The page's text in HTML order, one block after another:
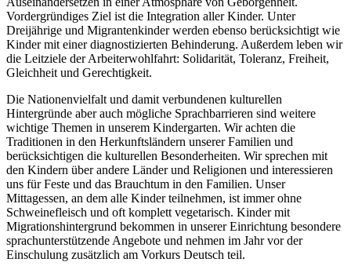
Vordergründiges Ziel ist die Integration aller Kinder. Unter
Dreijährige und Migrantenkinder werden ebenso berücksichtigt wie
Kinder mit einer diagnostizierten Behinderung. Außerdem leben wir
die Leitziele der Arbeiterwohlfahrt: Solidarität, Toleranz, Freiheit,
Gleichheit und Gerechtigkeit.
Die Nationenvielfalt und damit verbundenen kulturellen
Hintergründe aber auch mögliche Sprachbarrieren sind weitere
wichtige Themen in unserem Kindergarten. Wir achten die
Traditionen in den Herkunftsländern unserer Familien und
berücksichtigen die kulturellen Besonderheiten. Wir sprechen mit
den Kindern über andere Länder und Religionen und interessieren
uns für Feste und das Brauchtum in den Familien. Unser
Mittagessen, an dem alle Kinder teilnehmen, ist immer ohne
Schweinefleisch und oft komplett vegetarisch. Kinder mit
Migrationshintergrund bekommen in unserer Einrichtung besondere
sprachunterstützende Angebote und nehmen im Jahr vor der
Einschulung zusätzlich am Vorkurs Deutsch teil.